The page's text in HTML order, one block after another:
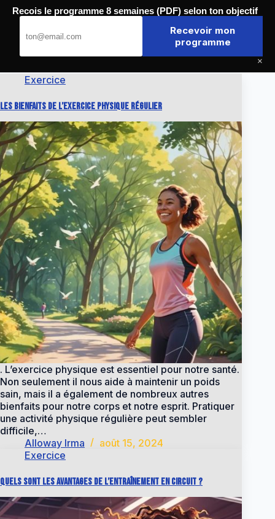
Passer
Exercice
Les bienfaits de l’exercice physique régulier
. L’exercice physique est essentiel pour notre santé.
Non seulement il nous aide à maintenir un poids
sain, mais il a également de nombreux autres
bienfaits pour notre corps et notre esprit. Pratiquer
une activité physique régulière peut sembler
difficile,…
Alloway Irma
août 15, 2024
Exercice
Quels sont les avantages de l’entraînement en circuit ?
Recois le programme 8 semaines (PDF) selon ton objectif
Recevoir mon
programme
×